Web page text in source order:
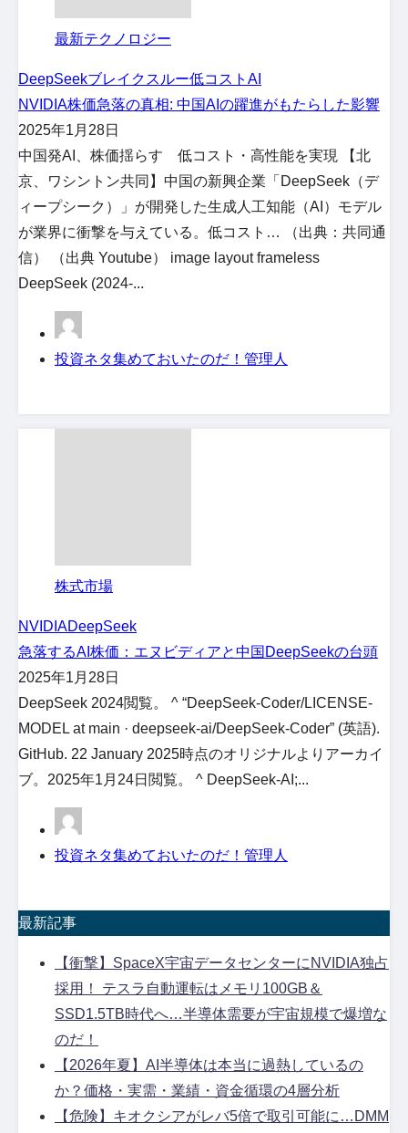
最新テクノロジー
DeepSeekブレイクスルー低コストAI
NVIDIA株価急落の真相: 中国AIの躍進がもたらした影響
2025年1月28日
中国発AI、株価揺らす 低コスト・高性能を実現 【北
京、ワシントン共同】中国の新興企業「DeepSeek（デ
ィープシーク）」が開発した生成人工知能（AI）モデル
が業界に衝撃を与えている。低コスト… （出典：共同通
信） （出典 Youtube） image layout frameless
DeepSeek (2024-...
投資ネタ集めておいたのだ！管理人
株式市場
NVIDIADeepSeek
急落するAI株価：エヌビディアと中国DeepSeekの台頭
2025年1月28日
DeepSeek 2024閲覧。 ^ “DeepSeek-Coder/LICENSE-
MODEL at main · deepseek-ai/DeepSeek-Coder” (英語).
GitHub. 22 January 2025時点のオリジナルよりアーカイ
ブ。2025年1月24日閲覧。 ^ DeepSeek-AI;...
投資ネタ集めておいたのだ！管理人
最新記事
【衝撃】SpaceX宇宙データセンターにNVIDIA独占
採用！ テスラ自動運転はメモリ100GB＆
SSD1.5TB時代へ…半導体需要が宇宙規模で爆増な
のだ！
【2026年夏】AI半導体は本当に過熱しているの
か？価格・実需・業績・資金循環の4層分析
【危険】キオクシアがレバ5倍で取引可能に…DMM